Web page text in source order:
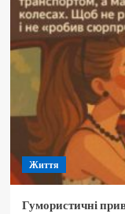
Життя
Гумористичні